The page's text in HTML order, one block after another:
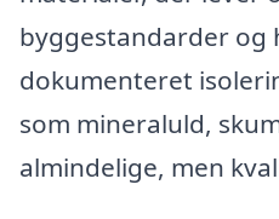
byggestandarder og
dokumenteret
som mineraluld,
almindelige, men